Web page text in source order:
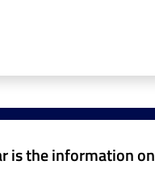
is the information on